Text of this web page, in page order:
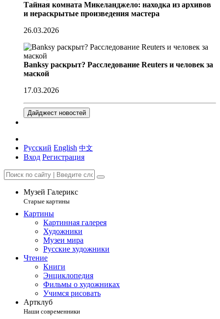
Тайная комната Микеланджело: находка из архивов
и нераскрытые произведения мастера
26.03.2026
Banksy раскрыт? Расследование Reuters и человек за
маской
17.03.2026
Дайджест новостей
Русский English 中文
Вход Регистрация
Музей Галерикс
Старые картины
Картины
Картинная галерея
Художники
Музеи мира
Русские художники
Чтение
Книги
Энциклопедия
Фильмы о художниках
Учимся рисовать
Артклуб
Наши современники